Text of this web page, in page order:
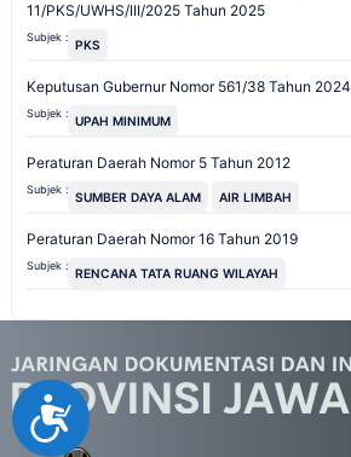
Accessibility
11/PKS/UWHS/III/2025 Tahun 2025
Subjek : PKS
Keputusan Gubernur Nomor 561/38 Tahun 2024
Subjek : UPAH MINIMUM
Peraturan Daerah Nomor 5 Tahun 2012
Subjek : SUMBER DAYA ALAM AIR LIMBAH
Peraturan Daerah Nomor 16 Tahun 2019
Subjek : RENCANA TATA RUANG WILAYAH